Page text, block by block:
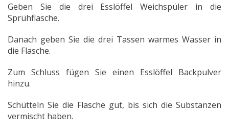
Geben Sie die drei Esslöffel Weichspüler in die
Sprühflasche.
Danach geben Sie die drei Tassen warmes Wasser in
die Flasche.
Zum Schluss fügen Sie einen Esslöffel Backpulver
hinzu.
Schütteln Sie die Flasche gut, bis sich die Substanzen
vermischt haben.